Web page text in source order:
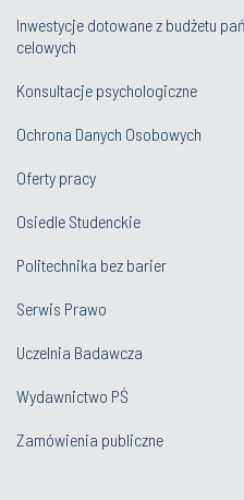
Inwestycje dotowane z budżetu
celowych
Konsultacje psychologiczne
Ochrona Danych Osobowych
Oferty pracy
Osiedle Studenckie
Politechnika bez barier
Serwis Prawo
Uczelnia Badawcza
Wydawnictwo PŚ
Zamówienia publiczne